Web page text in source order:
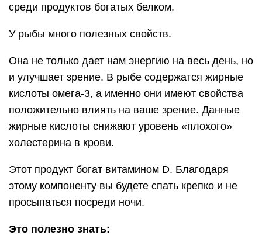
среди продуктов богатых белком.
У рыбы много полезных свойств.
Она не только дает нам энергию на весь день, но
и улучшает зрение. В рыбе содержатся жирные
кислоты омега-3, а именно они имеют свойства
положительно влиять на ваше зрение. Данные
жирные кислоты снижают уровень «плохого»
холестерина в крови.
Этот продукт богат витамином D. Благодаря
этому компоненту вы будете спать крепко и не
просыпаться посреди ночи.
Это полезно знать: